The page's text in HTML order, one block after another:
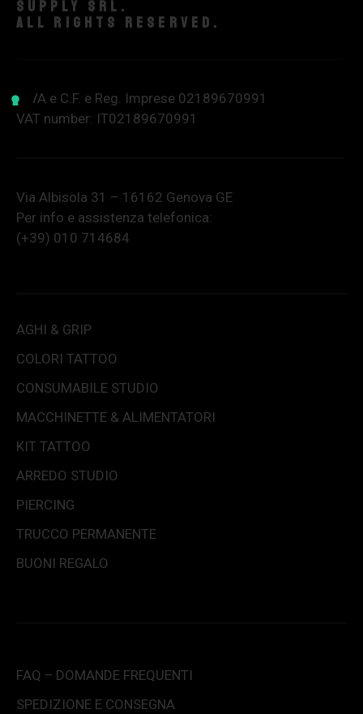
supply srl.
All rights reserved.
P.IVA e C.F. e Reg. Imprese 02189670991
VAT number: IT02189670991
Via Albisola 31 – 16162 Genova GE
Per info e assistenza telefonica:
(+39) 010 714684
AGHI & GRIP
COLORI TATTOO
CONSUMABILE STUDIO
MACCHINETTE & ALIMENTATORI
KIT TATTOO
ARREDO STUDIO
PIERCING
TRUCCO PERMANENTE
BUONI REGALO
FAQ – DOMANDE FREQUENTI
SPEDIZIONE E CONSEGNA